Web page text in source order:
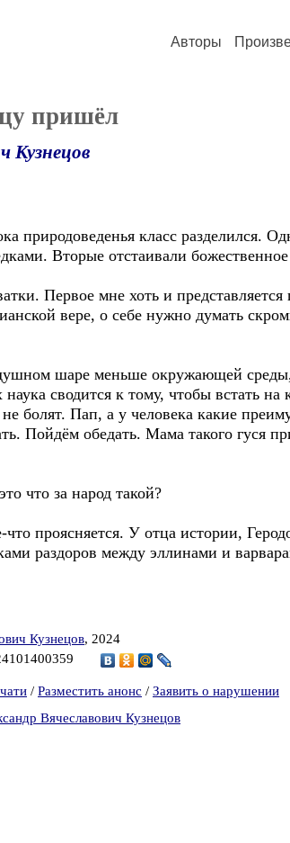
Авторы
пришёл
Кузнецов
природоведенья класс разделился.
Вторые отстаивали
Первое мне хоть и
вере, о себе нужно думать
шаре меньше окружающей
сводится к тому, чтобы встать
болят. Пап, а у человека какие
Пойдём обедать. Мама такого гуся
что за народ такой?
проясняется. У отца истории,
раздоров между эллинами и
Кузнецов, 2024
/ Разместить анонс / Заявить о нарушении
Вячеславович Кузнецов